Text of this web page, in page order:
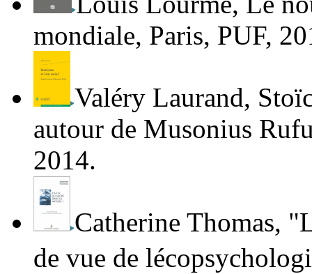
mondiale, Paris, PUF,
Valéry Laurand,
autour de Musonius
2014.
Catherine Thomas,
de vue de